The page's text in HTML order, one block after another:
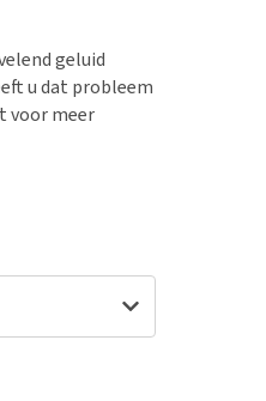
geluid
u dat probleem
voor meer